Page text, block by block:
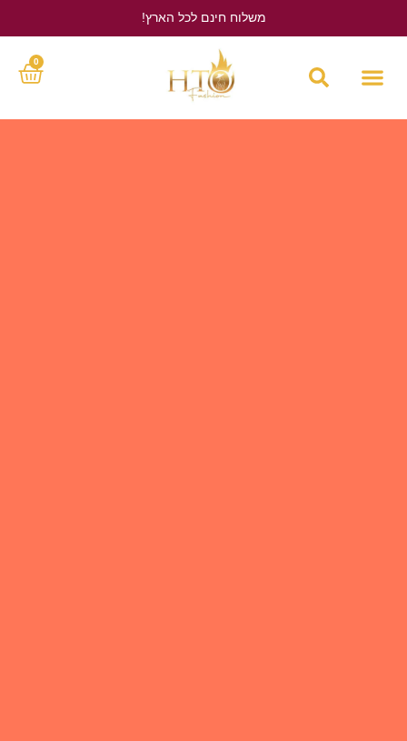
משלוח חינם לכל הארץ!
0